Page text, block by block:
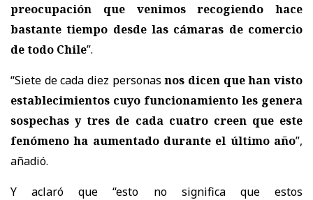
preocupación que venimos recogiendo hace
bastante tiempo desde las cámaras de comercio
de todo Chile”.
“Siete de cada diez personasnos dicen que han visto
establecimientos cuyo funcionamiento les genera
sospechas y tres de cada cuatro creen que este
fenómeno ha aumentado durante el último año”,
añadió.
Y aclaró que “esto no significa que estos